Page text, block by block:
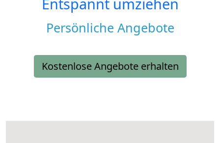
Persönliche Angebote
Kostenlose Angebote erhalten